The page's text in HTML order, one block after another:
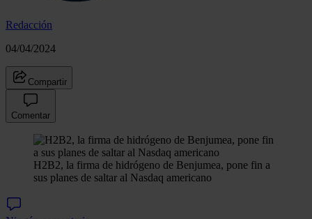
Redacción
04/04/2024
Compartir
Comentar
H2B2, la firma de hidrógeno de Benjumea, pone fin a
sus planes de saltar al Nasdaq americano